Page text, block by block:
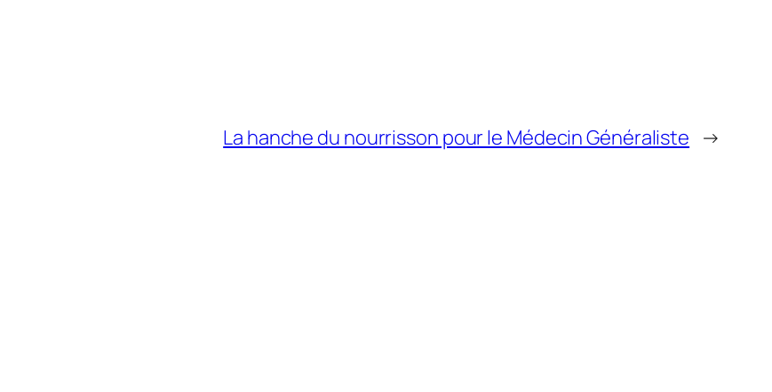
La hanche du nourrisson pour le Médecin Généraliste →